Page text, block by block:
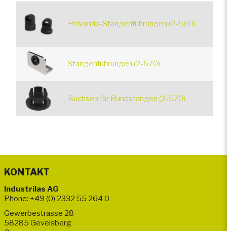
Polyamid-Stangenführungen (2-560)
Stangenführungen (2-570)
Buchsen für Rundstangen (2-570)
KONTAKT
Industrilas AG
Phone: +49 (0) 2332 55 264 0
Gewerbestrasse 28
58285 Gevelsberg